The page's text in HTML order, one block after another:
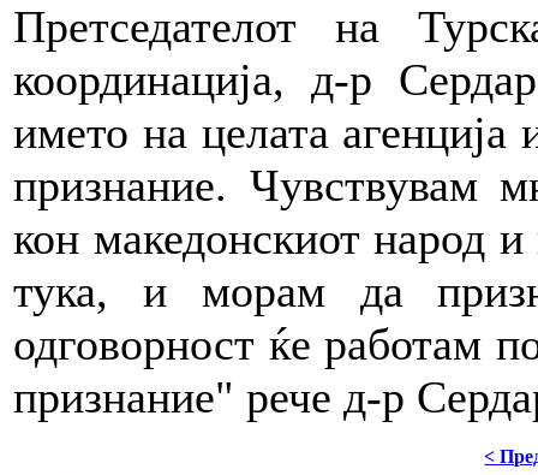
Претседателот на
координација, д-р
името на целата агенција
признание. Чувствувам
кон македонскиот народ
тука, и морам да
одговорност ќе работам
признание" рече д-р
<